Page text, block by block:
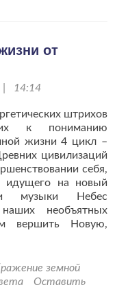
от
| 14:14
штрихов
к пониманию
жизни 4 цикл –
цивилизаций
себя,
идущего на новый
музыки Небес
необъятных
вершить Новую,
земной
Оставить